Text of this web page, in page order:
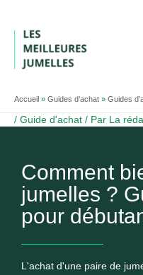
contenu
Accueil » Guides d’achat » Guides
/ Guide d'achat / Par La
Comment
jumelles ?
pour
L'achat d'une paire de